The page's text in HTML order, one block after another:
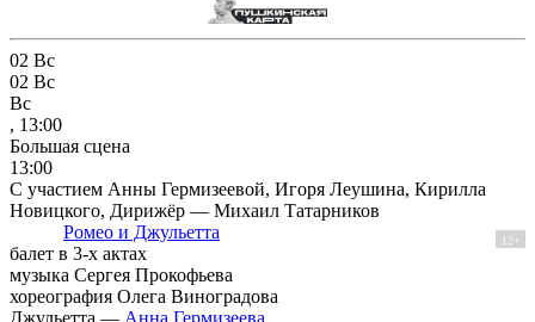
02 Вс
02 Вс
Вс
, 13:00
Большая сцена
13:00
С участием Анны Гермизеевой, Игоря Леушина, Кирилла
Новицкого, Дирижёр — Михаил Татарников
Ромео и Джульетта
12+
балет в 3-х актах
музыка Сергея Прокофьева
хореография Олега Виноградова
Джульетта — Анна Гермизеева